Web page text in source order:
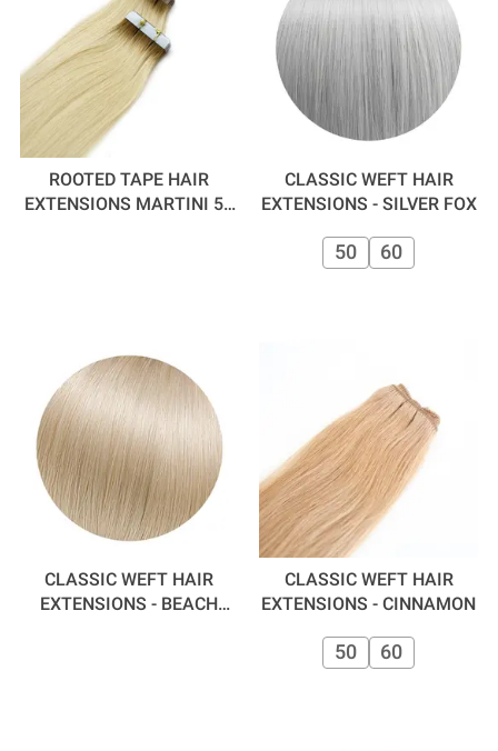
ROOTED TAPE HAIR
EXTENSIONS MARTINI 55
CLASSIC WEFT HAIR
EXTENSIONS - SILVER FOX
50 60
CLASSIC WEFT HAIR
EXTENSIONS - BEACH
CLASSIC WEFT HAIR
EXTENSIONS - CINNAMON
50 60